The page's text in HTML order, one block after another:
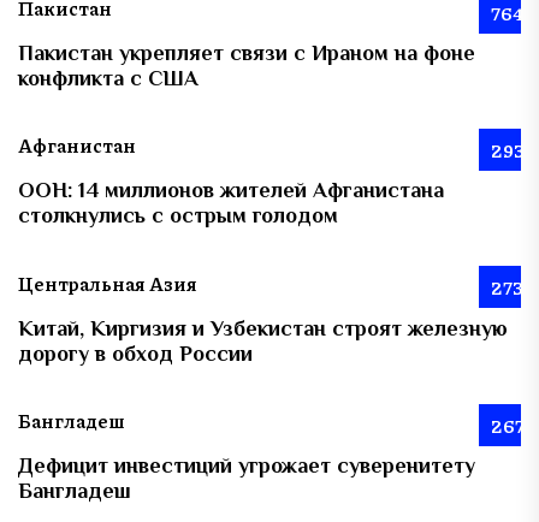
Пакистан 764
Пакистан укрепляет связи с Ираном на фоне
конфликта с США
Афганистан 293
ООН: 14 миллионов жителей Афганистана
столкнулись с острым голодом
Центральная Азия 273
Китай, Киргизия и Узбекистан строят железную
дорогу в обход России
Бангладеш 267
Дефицит инвестиций угрожает суверенитету
Бангладеш